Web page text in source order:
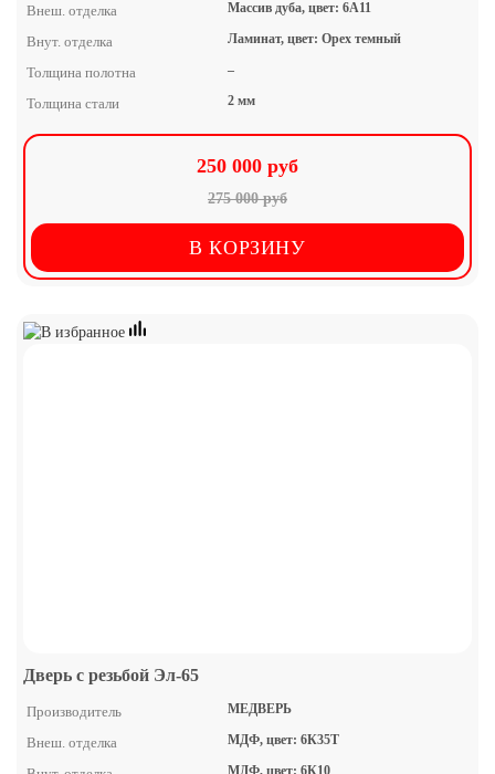
Внеш. отделка Массив дуба, цвет: 6А11
Внут. отделка Ламинат, цвет: Орех темный
Толщина полотна –
Толщина стали 2 мм
250 000 руб
275 000 руб
В КОРЗИНУ
Дверь с резьбой Эл-65
Производитель МЕДВЕРЬ
Внеш. отделка МДФ, цвет: 6К35Т
МДФ, цвет: 6К10